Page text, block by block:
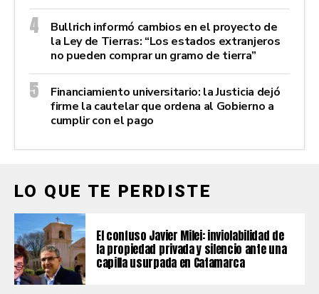
Bullrich informó cambios en el proyecto de
la Ley de Tierras: “Los estados extranjeros
no pueden comprar un gramo de tierra”
Financiamiento universitario: la Justicia dejó
firme la cautelar que ordena al Gobierno a
cumplir con el pago
LO QUE TE PERDISTE
El confuso Javier Milei: inviolabilidad de
la propiedad privada y silencio ante una
capilla usurpada en Catamarca